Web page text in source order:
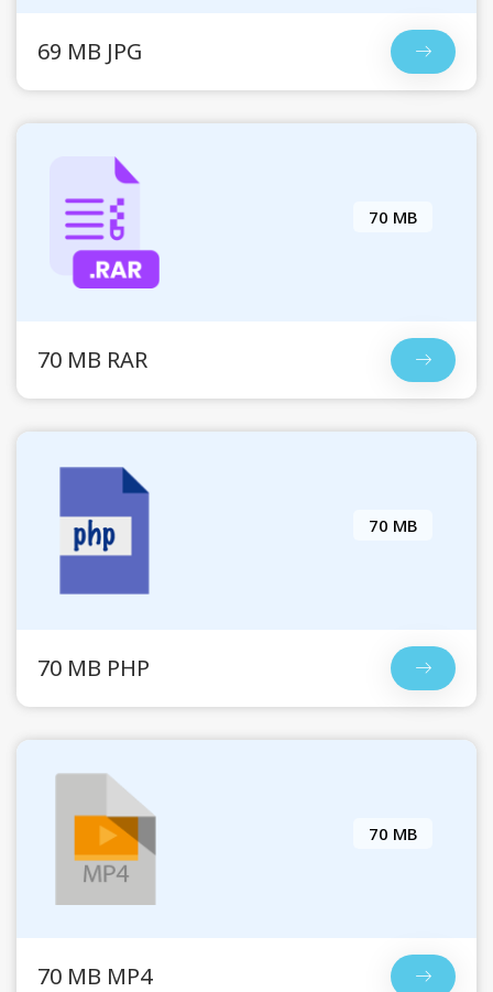
69 MB JPG
70 MB
70 MB RAR
70 MB
70 MB PHP
70 MB
70 MB MP4